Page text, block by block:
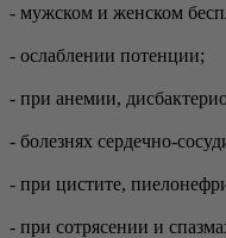
- мужском и женском
- ослаблении потенции;
- при анемии,
- болезнях сердечно-
- при цистите,
- при сотрясении и